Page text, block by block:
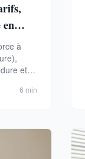
en
à
et
6 min